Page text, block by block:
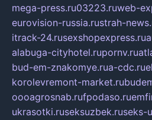
mega-press.ru03223.ruweb-
eurovision-russia.rustrah-
itrack-24.rusexshopexpress.ru
alabuga-cityhotel.rupornv.ru
bud-em-znakomye.rua-cdc.ru
korolevremont-market.ru
oooagrosnab.rufpodaso.ru
ukrasotki.ruseksuzbek.ruseks-